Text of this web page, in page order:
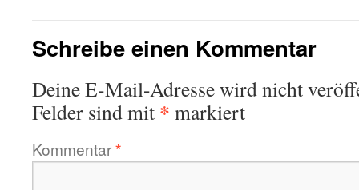
Schreibe einen Kommentar
Deine E-Mail-Adresse wird nicht
Felder sind mit * markiert
Kommentar*